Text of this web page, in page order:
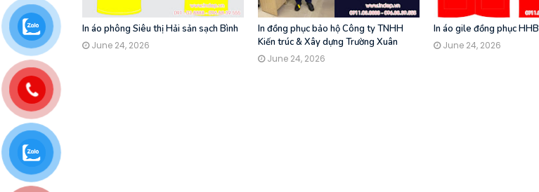
In áo phông Siêu thị Hải sản sạch Bình
June 24, 2026
In đồng phục bảo hộ Công ty TNHH
Kiến trúc & Xây dựng Trường Xuân
June 24, 2026
In áo gile đồng phục HHB
June 24, 2026